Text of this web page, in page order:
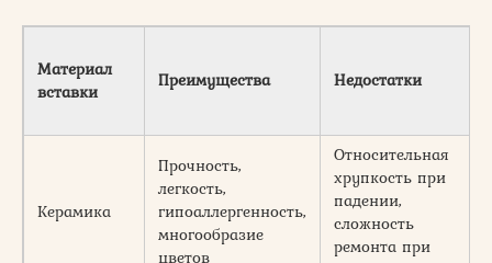
Материал
вставки
Преимущества Недостатки
Керамика
Прочность,
легкость,
гипоаллергенность,
многообразие
цветов
Относительная
хрупкость при
падении,
сложность
ремонта при